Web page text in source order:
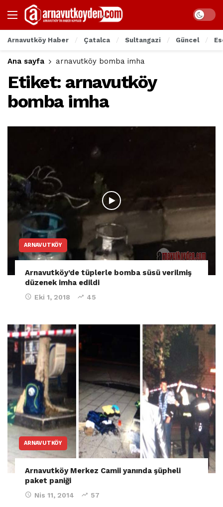
Arnavutköy Haber Çatalca Sultangazi Güncel
Ana sayfa arnavutköy bomba imha
Etiket: arnavutköy
bomba imha
ARNAVUTKÖY
Arnavutköy’de tüplerle bomba süsü verilmiş
düzenek imha edildi
Eki 1, 2018 45
ARNAVUTKÖY
Arnavutköy Merkez Camii yanında şüpheli
paket paniği
Nis 11, 2014 57